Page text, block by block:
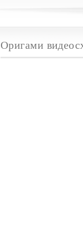
Оригами